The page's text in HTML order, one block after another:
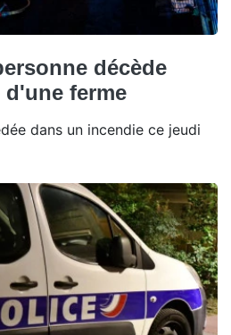
décède
ferme
dans un incendie ce jeudi